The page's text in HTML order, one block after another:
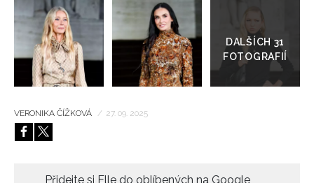
HOME
do
galerie
VERONIKA ČÍŽKOVÁ / 27. 09. 2025
Přidejte si Elle do oblíbených na Google